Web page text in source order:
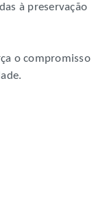
à preservação
o compromisso